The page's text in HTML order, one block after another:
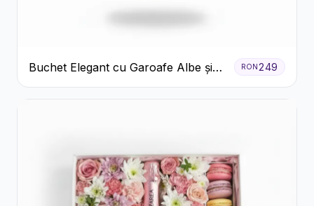
Buchet Elegant cu Garoafe Albe și
Eucalipt
RON 249